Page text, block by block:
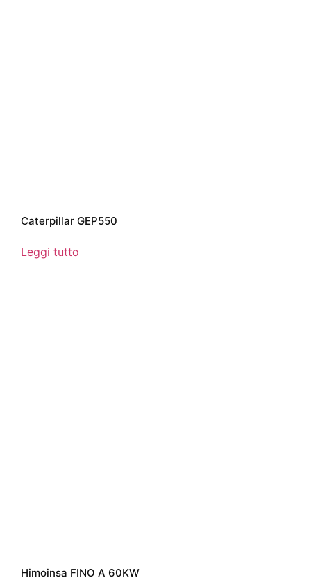
Caterpillar GEP550
Leggi tutto
Himoinsa FINO A 60KW